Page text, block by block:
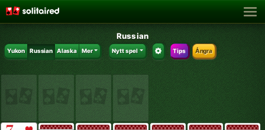
Russian
Yukon Russian Alaska Mer Nytt spel Tips Ångra